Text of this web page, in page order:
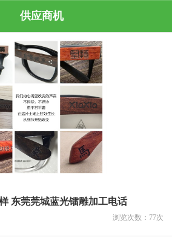
供应商机
东莞莞城蓝光镭雕加工电话
浏览次数： 77次